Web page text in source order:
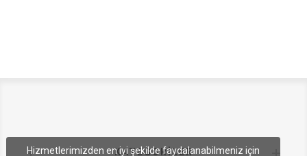
KATEGORILER
Hizmetlerimizden en iyi şekilde faydalanabilmeniz için